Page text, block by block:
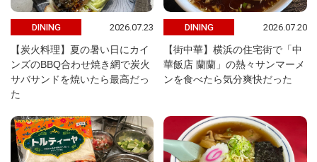
DINING 2026.07.23
【炭火料理】夏の暑い日にカイ
ンズのBBQ合わせ焼き網で炭火
サバサンドを焼いたら最高だっ
た
DINING 2026.07.20
【街中華】横浜の住宅街で「中
華飯店 蘭蘭」の熱々サンマーメ
ンを食べたら気分爽快だった